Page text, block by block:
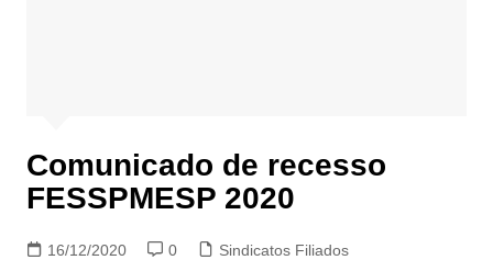
Comunicado de recesso
FESSPMESP 2020
16/12/2020 0 Sindicatos Filiados